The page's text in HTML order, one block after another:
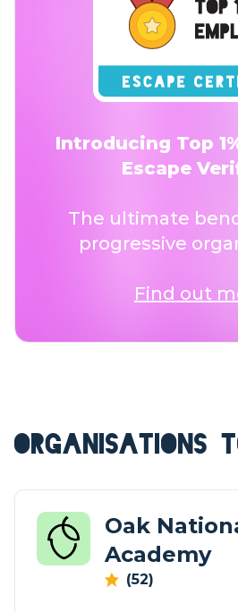
Introducing Top
Escape
The ultimate
progressive
Find out
ORGANISATIONS
Oak
Academy
(52)